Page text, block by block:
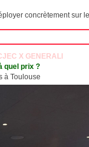
concrètement sur
X GENERALI
quel prix ?
à Toulouse